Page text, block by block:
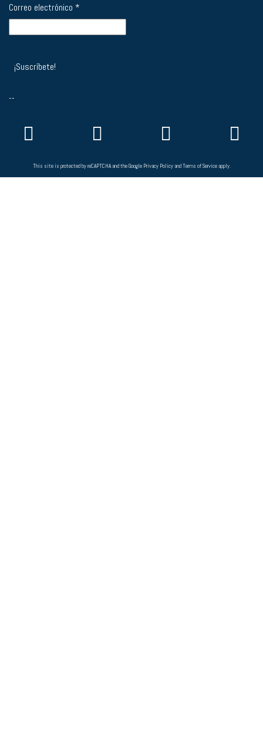
Correo electrónico *
--
This site is protected by reCAPTCHA and the Google Privacy PolicyandTerms of Serviceapply.